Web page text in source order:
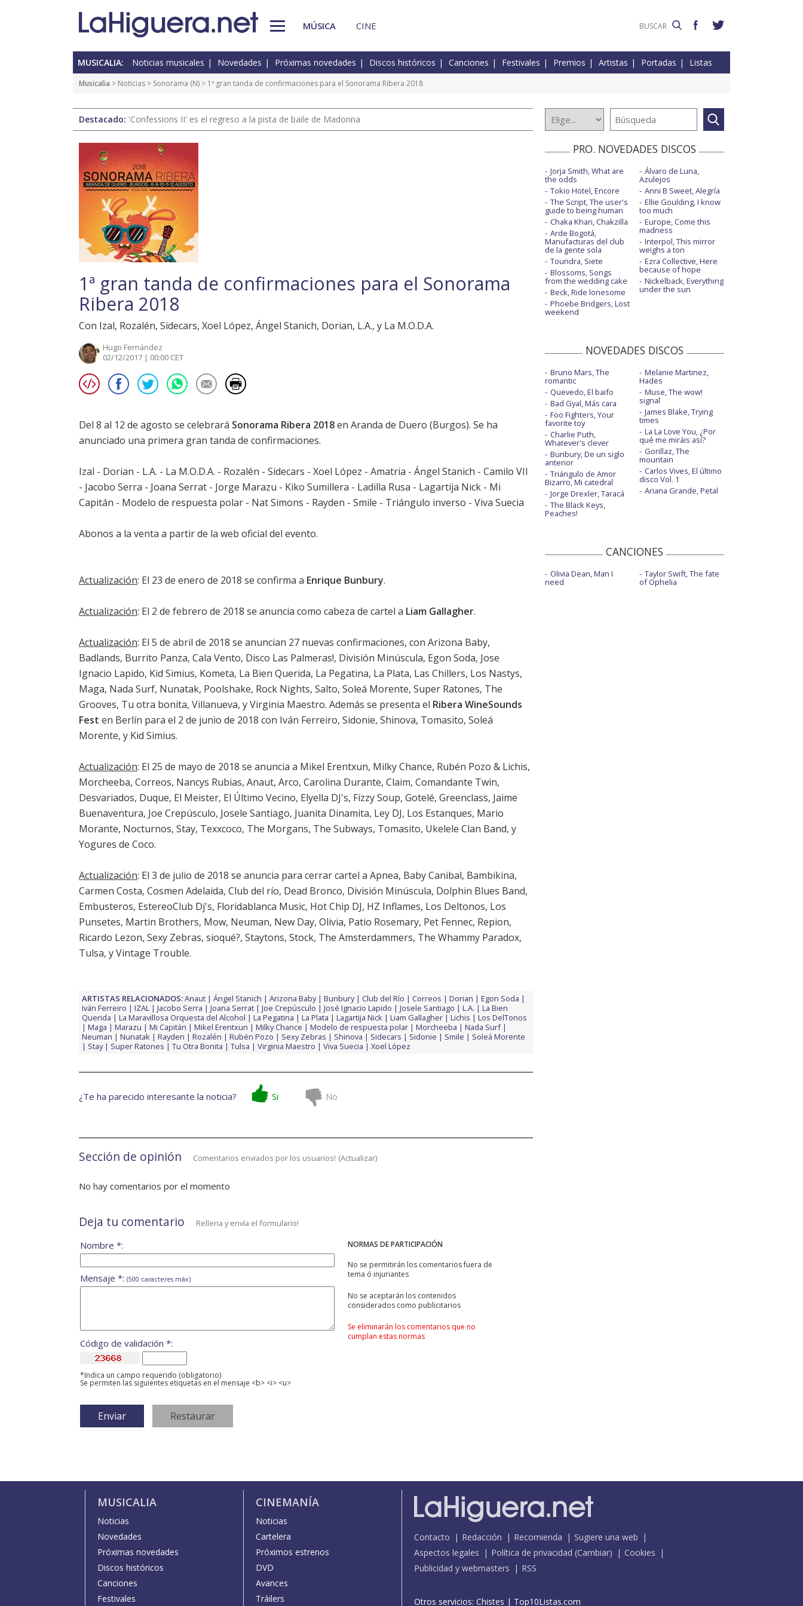
MÚSICA CINE
MUSICALIA: Noticias musicales Novedades Próximas novedades Discos históricos Canciones Festivales Premios Artistas Portadas Listas
Musicalia > Noticias > Sonorama (N) > 1ª gran tanda de confirmaciones para el Sonorama Ribera 2018
Destacado: 'Confessions II' es el regreso a la pista de baile de Madonna
1ª gran tanda de confirmaciones para el Sonorama
Ribera 2018
Con Izal, Rozalén, Sidecars, Xoel López, Ángel Stanich, Dorian, L.A., y La M.O.D.A.
Hugo Fernández
02/12/2017 | 00:00 CET
Del 8 al 12 de agosto se celebrará Sonorama Ribera 2018en Aranda de Duero (Burgos). Se ha
anunciado una primera gran tanda de confirmaciones.
Izal - Dorian - L.A. - La M.O.D.A. - Rozalén - Sidecars - Xoel López - Amatria - Ángel Stanich - Camilo VII
- Jacobo Serra - Joana Serrat - Jorge Marazu - Kiko Sumillera - Ladilla Rusa - Lagartija Nick - Mi
Capitán - Modelo de respuesta polar - Nat Simons - Rayden - Smile - Triángulo inverso - Viva Suecia
Abonos a la venta a partir de la web oficial del evento.
Actualización: El 23 de enero de 2018 se confirma a Enrique Bunbury.
Actualización: El 2 de febrero de 2018 se anuncia como cabeza de cartel a Liam Gallagher.
Actualización: El 5 de abril de 2018 se anuncian 27 nuevas confirmaciones, con Arizona Baby,
Badlands, Burrito Panza, Cala Vento, Disco Las Palmeras!, División Minúscula, Egon Soda, Jose
Ignacio Lapido, Kid Simius, Kometa, La Bien Querida, La Pegatina, La Plata, Las Chillers, Los Nastys,
Maga, Nada Surf, Nunatak, Poolshake, Rock Nights, Salto, Soleá Morente, Super Ratones, The
Grooves, Tu otra bonita, Villanueva, y Virginia Maestro. Además se presenta el Ribera WineSounds
Fest en Berlín para el 2 de junio de 2018 con Iván Ferreiro, Sidonie, Shinova, Tomasito, Soleá
Morente, y Kid Simius.
Actualización: El 25 de mayo de 2018 se anuncia a Mikel Erentxun, Milky Chance, Rubén Pozo & Lichis,
Morcheeba, Correos, Nancys Rubias, Anaut, Arco, Carolina Durante, Claim, Comandante Twin,
Desvariados, Duque, El Meister, El Último Vecino, Elyella DJ's, Fizzy Soup, Gotelé, Greenclass, Jaime
Buenaventura, Joe Crepúsculo, Josele Santiago, Juanita Dinamita, Ley DJ, Los Estanques, Mario
Morante, Nocturnos, Stay, Texxcoco, The Morgans, The Subways, Tomasito, Ukelele Clan Band, y
Yogures de Coco.
Actualización: El 3 de julio de 2018 se anuncia para cerrar cartel a Apnea, Baby Canibal, Bambikina,
Carmen Costa, Cosmen Adelaida, Club del río, Dead Bronco, División Minúscula, Dolphin Blues Band,
Embusteros, EstereoClub Dj's, Floridablanca Music, Hot Chip DJ, HZ Inflames, Los Deltonos, Los
Punsetes, Martin Brothers, Mow, Neuman, New Day, Olivia, Patio Rosemary, Pet Fennec, Repion,
Ricardo Lezon, Sexy Zebras, sioqué?, Staytons, Stock, The Amsterdammers, The Whammy Paradox,
Tulsa, y Vintage Trouble.
ARTISTAS RELACIONADOS:Anaut Ángel Stanich Arizona Baby Bunbury Club del Río Correos Dorian
Egon Soda
Iván Ferreiro
IZAL Jacobo Serra Joana Serrat Joe Crepúsculo José Ignacio Lapido Josele Santiago L.A.
La Bien
Querida
La Maravillosa Orquesta del Alcohol La Pegatina La Plata Lagartija Nick Liam Gallagher Lichis
Los DelTonos
Maga
Marazu Mi Capitán Mikel Erentxun Milky Chance Modelo de respuesta polar Morcheeba
Nada Surf
Neuman
Nunatak Rayden Rozalén Rubén Pozo Sexy Zebras Shinova Sidecars Sidonie Smile
Soleá Morente
Stay
Super Ratones Tu Otra Bonita Tulsa Virginia Maestro Viva Suecia Xoel López
¿Te ha parecido interesante la noticia? Si No
Sección de opinión Comentarios enviados por los usuarios! (Actualizar)
No hay comentarios por el momento
Deja tu comentario Rellena y envía el formulario!
NORMAS DE PARTICIPACIÓN
No se permitirán los comentarios fuera de
tema ó injuriantes
No se aceptarán los contenidos
considerados como publicitarios
Se eliminarán los comentarios que no
cumplan estas normas
Nombre *:
Mensaje *: (500 caracteres máx)
Código de validación *:
*Indica un campo requerido (obligatorio)
Se permiten las siguientes etiquetas en el mensaje <b> <i> <u>
PRO. NOVEDADES DISCOS
Jorja Smith, What are
the odds
Tokio Hotel, Encore
The Script, The user's
guide to being human
Chaka Khan, Chakzilla
Arde Bogotá,
Manufacturas del club
de la gente sola
Toundra, Siete
Blossoms, Songs
from the wedding cake
Beck, Ride lonesome
Phoebe Bridgers, Lost
weekend
Álvaro de Luna,
Azulejos
Anni B Sweet, Alegría
Ellie Goulding, I know
too much
Europe, Come this
madness
Interpol, This mirror
weighs a ton
Ezra Collective, Here
because of hope
Nickelback, Everything
under the sun
NOVEDADES DISCOS
Bruno Mars, The
romantic
Quevedo, El baifo
Bad Gyal, Más cara
Foo Fighters, Your
favorite toy
Charlie Puth,
Whatever's clever
Bunbury, De un siglo
anterior
Triángulo de Amor
Bizarro, Mi catedral
Jorge Drexler, Taracá
The Black Keys,
Peaches!
Melanie Martinez,
Hades
Muse, The wow!
signal
James Blake, Trying
times
La La Love You, ¿Por
qué me miráis así?
Gorillaz, The
mountain
Carlos Vives, El último
disco Vol. 1
Ariana Grande, Petal
CANCIONES
Olivia Dean, Man I
need
Taylor Swift, The fate
of Ophelia
MUSICALIA
Noticias
Novedades
Próximas novedades
Discos históricos
Canciones
Festivales
CINEMANÍA
Noticias
Cartelera
Próximos estrenos
DVD
Avances
Tráilers
Contacto Redacción Recomienda
Sugiere una web
Aspectos legales
Política de privacidad (Cambiar)
Cookies
Publicidad y webmasters
RSS
Otros servicios: Chistes | Top10Listas.com